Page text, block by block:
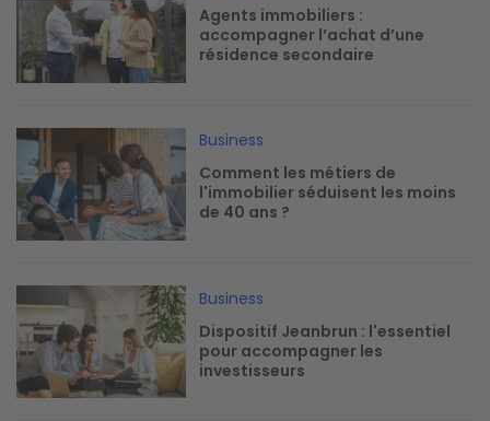
Agents immobiliers :
accompagner l’achat d’une
résidence secondaire
Image
Business
Comment les métiers de
l'immobilier séduisent les moins
de 40 ans ?
Image
Business
Dispositif Jeanbrun : l'essentiel
pour accompagner les
investisseurs